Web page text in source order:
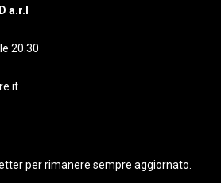
a.r.l
20.30
per rimanere sempre aggiornato.